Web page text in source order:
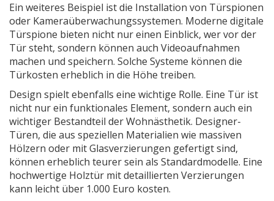
Ein weiteres Beispiel ist die Installation von Türspionen
oder Kameraüberwachungssystemen. Moderne digitale
Türspione bieten nicht nur einen Einblick, wer vor der
Tür steht, sondern können auch Videoaufnahmen
machen und speichern. Solche Systeme können die
Türkosten erheblich in die Höhe treiben.
Design spielt ebenfalls eine wichtige Rolle. Eine Tür ist
nicht nur ein funktionales Element, sondern auch ein
wichtiger Bestandteil der Wohnästhetik. Designer-
Türen, die aus speziellen Materialien wie massiven
Hölzern oder mit Glasverzierungen gefertigt sind,
können erheblich teurer sein als Standardmodelle. Eine
hochwertige Holztür mit detaillierten Verzierungen
kann leicht über 1.000 Euro kosten.